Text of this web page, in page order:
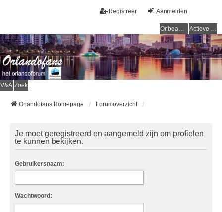
Aanmelden
Registreer
Onbeantwoorde onderwerpen Actieve onderwerpen
V&A Zoek
Orlandofans Homepage Forumoverzicht
Je moet geregistreerd en aangemeld zijn om profielen
te kunnen bekijken.
Gebruikersnaam:
Wachtwoord: